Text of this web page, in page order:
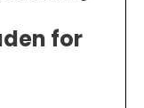
for